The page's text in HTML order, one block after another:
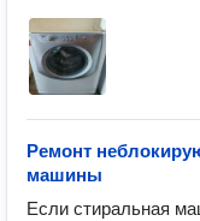
Ремонт
машины
Если стиральная